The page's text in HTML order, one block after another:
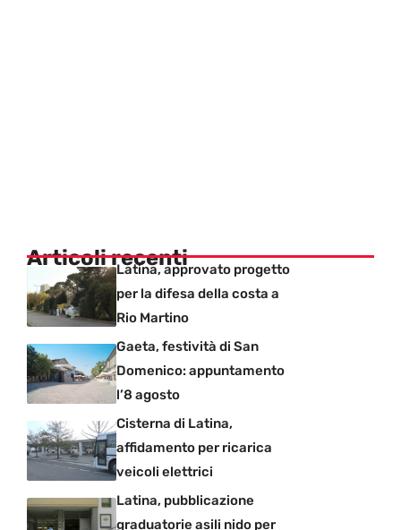
Articoli recentiLatina, approvato progetto
per la difesa della costa a
Rio Martino
Gaeta, festività di San
Domenico: appuntamento
l’8 agosto
Cisterna di Latina,
affidamento per ricarica
veicoli elettrici
Latina, pubblicazione
graduatorie asili nido per